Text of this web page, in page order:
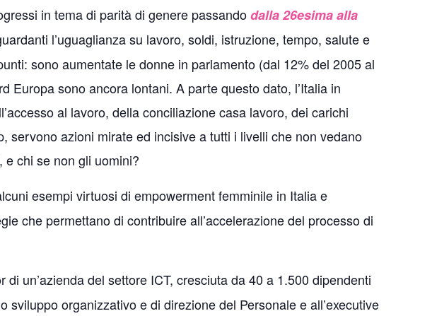
in tema di parità di genere passandodalla 26esima alla
l’uguaglianza su lavoro, soldi, istruzione, tempo, salute e
sono aumentate le donne in parlamento (dal 12% del 2005 al
sono ancora lontani. A parte questo dato, l’Italia in
al lavoro, della conciliazione casa lavoro, dei carichi
azioni mirate ed incisive a tutti i livelli che non vedano
chi se non gli uomini?
esempi virtuosi di empowerment femminile in Italia e
che permettano di contribuire all’accelerazione del processo di
un’azienda del settore ICT, cresciuta da 40 a 1.500 dipendenti
organizzativo e di direzione del Personale e all’executive